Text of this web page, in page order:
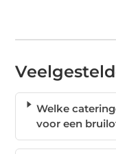
Welke
voor een